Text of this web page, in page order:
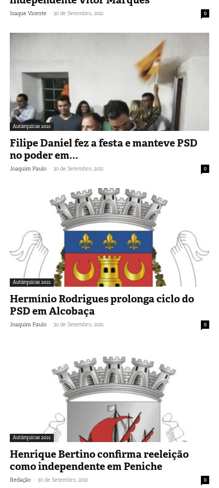
Isaque Vicente - 30 de Setembro, 2021 0
Autárquicas 2021
Filipe Daniel fez a festa e manteve PSD
no poder em...
Joaquim Paulo - 30 de Setembro, 2021 0
Autárquicas 2021
Hermínio Rodrigues prolonga ciclo do
PSD em Alcobaça
Joaquim Paulo - 30 de Setembro, 2021 0
Autárquicas 2021
Henrique Bertino confirma reeleição
como independente em Peniche
Redação - 30 de Setembro, 2021 0